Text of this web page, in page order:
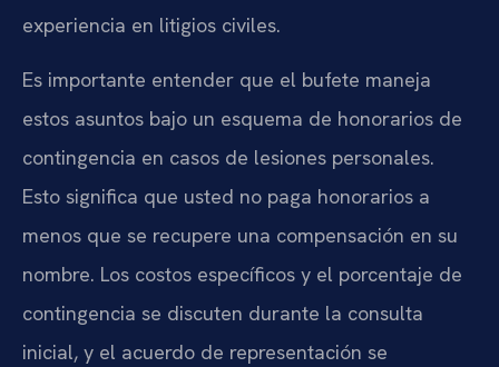
experiencia en litigios civiles.
Es importante entender que el bufete maneja
estos asuntos bajo un esquema de honorarios de
contingencia en casos de lesiones personales.
Esto significa que usted no paga honorarios a
menos que se recupere una compensación en su
nombre. Los costos específicos y el porcentaje de
contingencia se discuten durante la consulta
inicial, y el acuerdo de representación se